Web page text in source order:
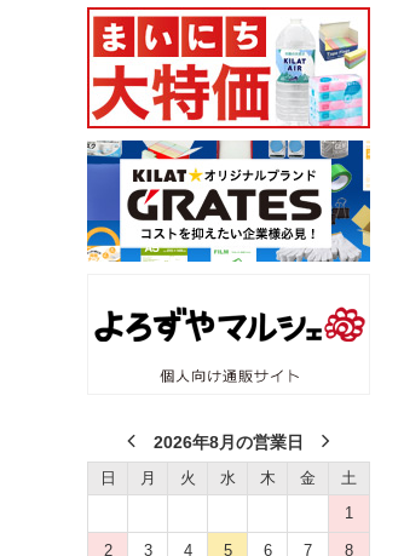
2026年8月の営業日
日 月 火 水 木 金
土
1
2 3 4 5 6 7 8